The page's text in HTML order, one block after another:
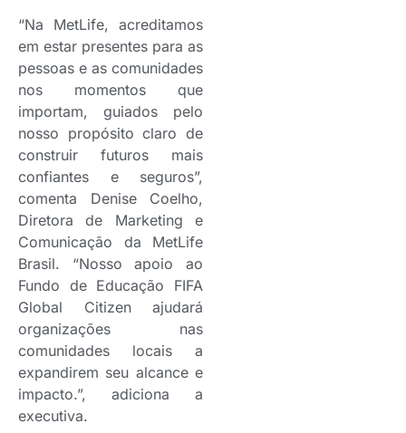
“Na MetLife, acreditamos
em estar presentes para as
pessoas e as comunidades
nos momentos que
importam, guiados pelo
nosso propósito claro de
construir futuros mais
confiantes e seguros”,
comenta Denise Coelho,
Diretora de Marketing e
Comunicação da MetLife
Brasil. “Nosso apoio ao
Fundo de Educação FIFA
Global Citizen ajudará
organizações nas
comunidades locais a
expandirem seu alcance e
impacto.”, adiciona a
executiva.